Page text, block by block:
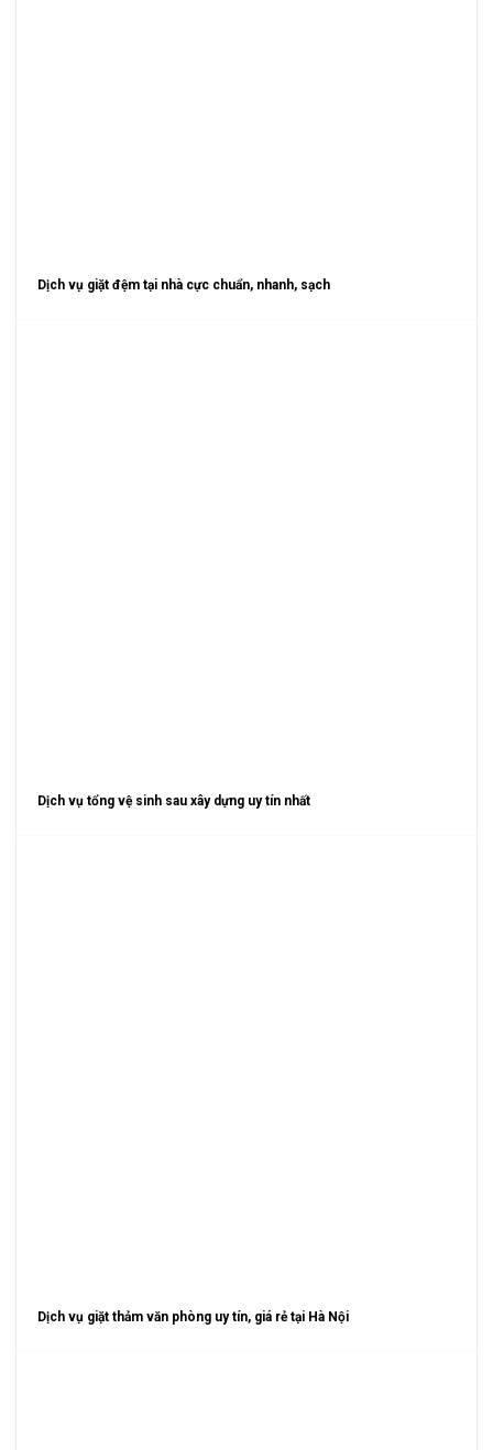
Dịch vụ giặt đệm tại nhà cực chuẩn, nhanh, sạch
Dịch vụ tổng vệ sinh sau xây dựng uy tín nhất
Dịch vụ giặt thảm văn phòng uy tín, giá rẻ tại Hà Nội